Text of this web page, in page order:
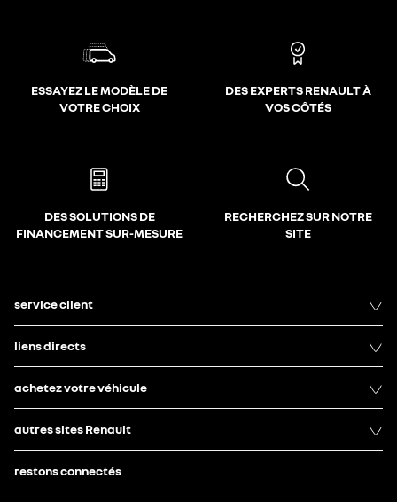
ESSAYEZ LE MODÈLE DE
VOTRE CHOIX
DES EXPERTS RENAULT À
VOS CÔTÉS
DES SOLUTIONS DE
FINANCEMENT SUR-MESURE
RECHERCHEZ SUR NOTRE
SITE
service client
liens directs
achetez votre véhicule
autres sites Renault
restons connectés